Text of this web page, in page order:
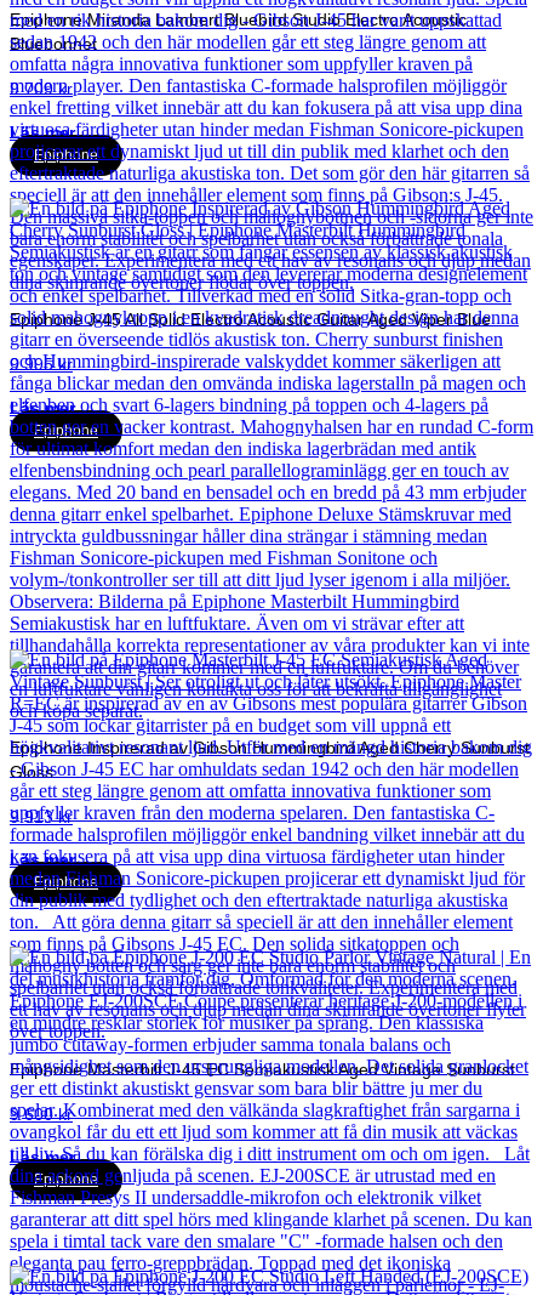
Epiphone Miranda Lambert Bluebird Studio Electro Acoustic
Bluebonnet
9 709kr
Läs mer
Epiphone
Epiphone J-45 All Solid Electro Acoustic Guitar Aged Viper Blue
9 995kr
Läs mer
Epiphone
Epiphone Inspirerad av Gibson Hummingbird Aged Cherry Sunburst
Gloss
9 913kr
Läs mer
Epiphone
Epiphone Masterbilt J-45 EC Semiakustisk Aged Vintage Sunburst
9 600kr
Läs mer
Epiphone